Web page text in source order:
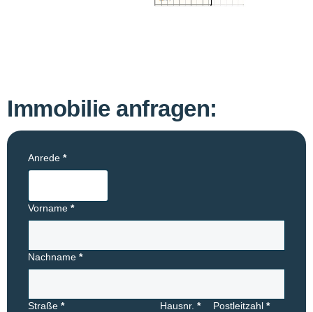
Immobilie anfragen:
Anrede *
Vorname *
Nachname *
Straße * Hausnr. * Postleitzahl *